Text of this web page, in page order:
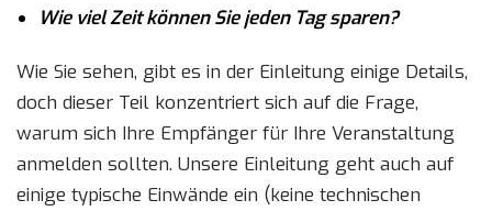
Wie viel Zeit können Sie jeden Tag sparen?
Wie Sie sehen, gibt es in der Einleitung einige Details,
doch dieser Teil konzentriert sich auf die Frage,
warum sich Ihre Empfänger für Ihre Veranstaltung
anmelden sollten. Unsere Einleitung geht auch auf
einige typische Einwände ein (keine technischen